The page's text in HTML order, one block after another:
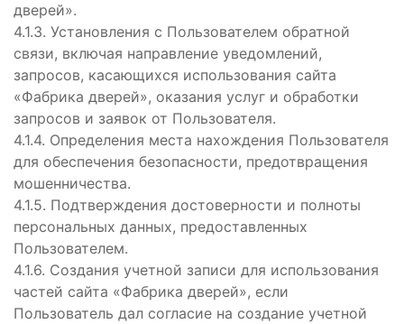
дверей».
4.1.3. Установления с Пользователем обратной
связи, включая направление уведомлений,
запросов, касающихся использования сайта
«Фабрика дверей», оказания услуг и обработки
запросов и заявок от Пользователя.
4.1.4. Определения места нахождения Пользователя
для обеспечения безопасности, предотвращения
мошенничества.
4.1.5. Подтверждения достоверности и полноты
персональных данных, предоставленных
Пользователем.
4.1.6. Создания учетной записи для использования
частей сайта «Фабрика дверей», если
Пользователь дал согласие на создание учетной